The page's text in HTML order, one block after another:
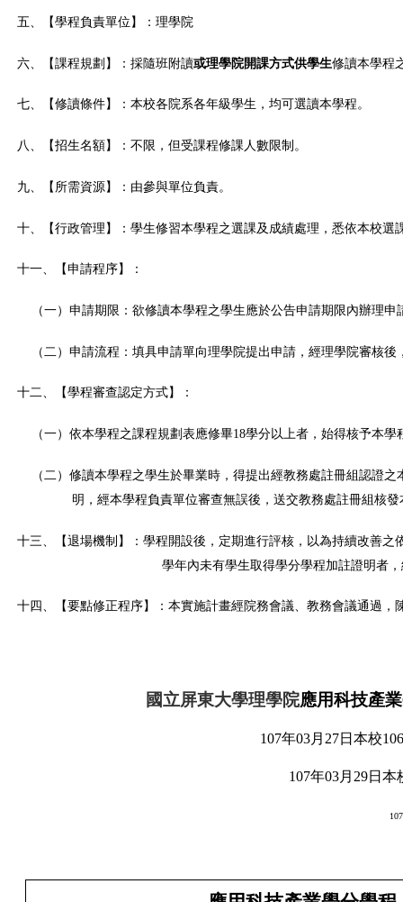
五、【學程負責單位】：理學院
六、【課程規劃】：採隨班附讀或理學院開課方式供學生修讀本學程
七、【修讀條件】：本校各院系各年級學生，均可選讀本學程。
八、【招生名額】：不限，但受課程修課人數限制。
九、【所需資源】：由參與單位負責。
十、【行政管理】：學生修習本學程之選課及成績處理，悉依本校選
十一、【申請程序】：
（一）申請期限：欲修讀本學程之學生應於公告申請期限內辦理申
（二）申請流程：填具申請單向理學院提出申請，經理學院審核
十二、【學程審查認定方式】：
（一）依本學程之課程規劃表應修畢18學分以上者，始得核予本學
（二）修讀本學程之學生於畢業時，得提出經教務處註冊組認證
明，經本學程負責單位審查無誤後，送交教務處註冊組核
十三、【退場機制】：學程開設後，定期進行評核，以為持續改善
學年內未有學生取得學分學程加註證明者
十四、【要點修正程序】：本實施計畫經院務會議、教務會議通過，
國立屏東大學理學院應用科技產業
107年03月27日本校
107年03月29日本